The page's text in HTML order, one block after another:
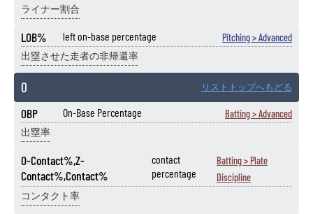
ライナー割合
LOB% left on-base percentage Pitching > Advanced
出塁させた走者の非帰還率
O リストトップへもどる
OBP On-Base Percentage Batting > Advanced
出塁率
O-Contact%,Z-
Contact%,Contact%
contact
percentage
Batting > Plate
Discipline
コンタクト率